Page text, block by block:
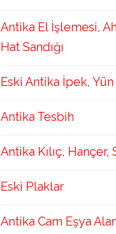
Antika El İşlemesi,
Hat Sandığı
Eski Antika İpek, Yün
Antika Tesbih
Antika Kılıç, Hançer,
Eski Plaklar
Antika Cam Eşya